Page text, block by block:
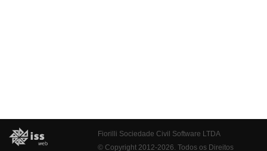
Fiorilli Sociedade Civil Software LTDA
© Copyright 2012-2026. Todos os Direitos